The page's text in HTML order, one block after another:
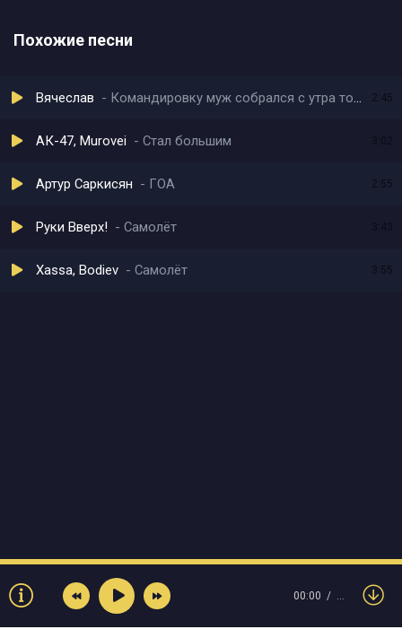
Похожие песни
Вячеслав Командировку муж собрался с утра торопится спешит 2:45
АК-47, Murovei Стал большим
Артур Саркисян ГОА 2:55
Руки Вверх! Самолёт
Xassa, Bodiev Самолёт 3:55
00:00 …